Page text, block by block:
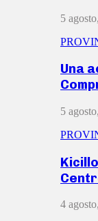
5
Una
5
4